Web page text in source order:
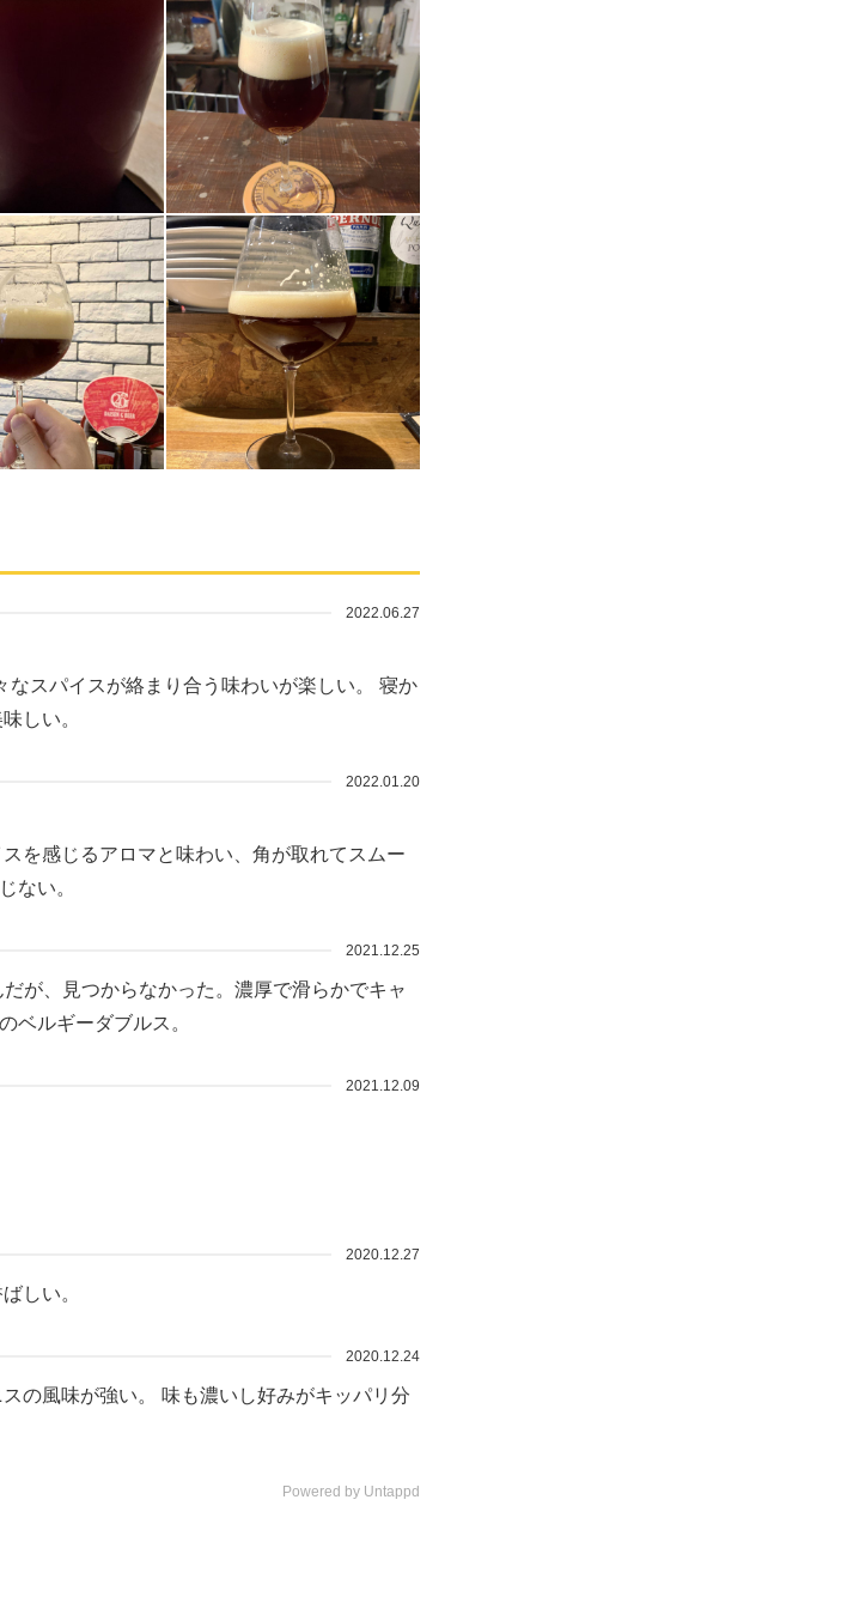
2022.06.27
スパイスが絡まり合う味わいが楽しい。 寝か
しい。
2022.01.20
を感じるアロマと味わい、角が取れてスムー
ない。
2021.12.25
が、見つからなかった。濃厚で滑らかでキャ
ベルギーダブルス。
2021.12.09
2020.12.27
しい。
2020.12.24
の風味が強い。 味も濃いし好みがキッパリ分
Powered by Untappd